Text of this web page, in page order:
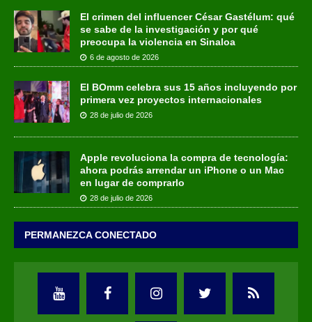
El crimen del influencer César Gastélum: qué
se sabe de la investigación y por qué
preocupa la violencia en Sinaloa
6 de agosto de 2026
El BOmm celebra sus 15 años incluyendo por
primera vez proyectos internacionales
28 de julio de 2026
Apple revoluciona la compra de tecnología:
ahora podrás arrendar un iPhone o un Mac
en lugar de comprarlo
28 de julio de 2026
PERMANEZCA CONECTADO